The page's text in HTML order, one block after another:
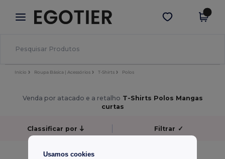
× App Egotier
Melhores preços na app!
Obter app
Início Roupa Básica | Acessórios T-Shirts Polos
Venda por atacado e a retalho T-Shirts Polos Mangas
curtas
Classificar por Filtrar ✓
Sem resultados.
Usamos cookies